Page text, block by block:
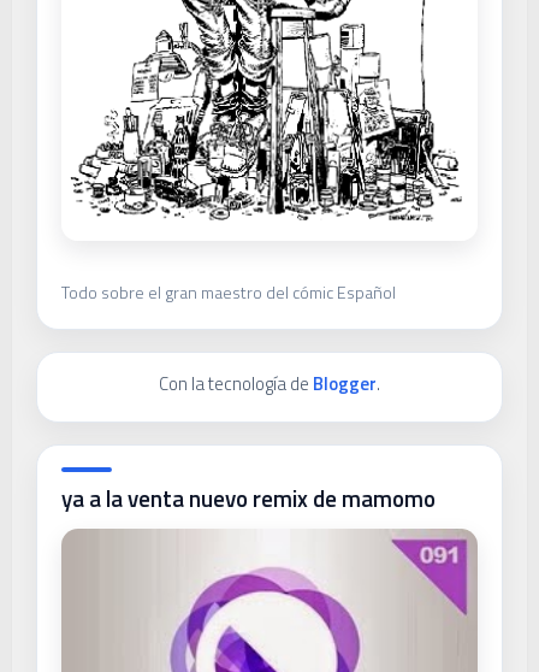
Todo sobre el gran maestro del cómic Español
Con la tecnología de Blogger.
ya a la venta nuevo remix de mamomo